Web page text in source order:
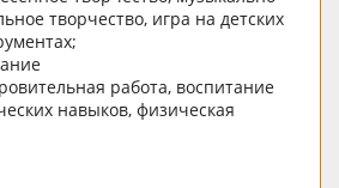
творчество, игра на детских
работа, воспитание
навыков, физическая